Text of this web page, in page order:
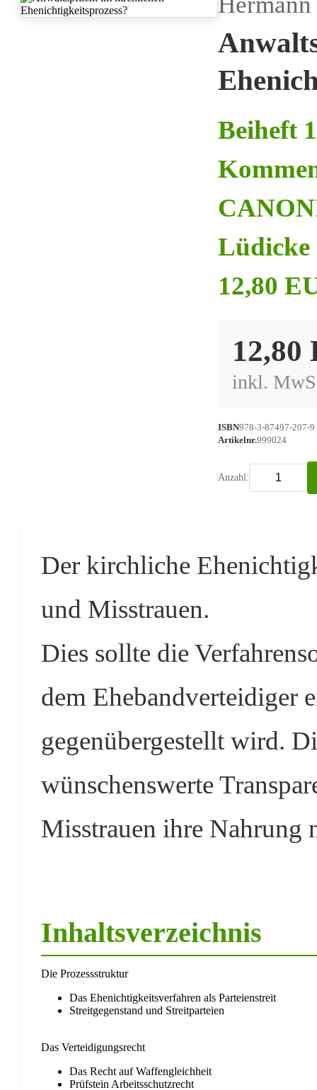
Beiheft
Lüdicke
12,80
12,80
inkl.
ISBN978-3-87497-207-9
Artikelnr.999024
Anzahl:
Der kirchliche
und Misstrauen.
Dies sollte die
dem Ehebandverteidiger
gegenübergestellt wird.
wünschenswerte
Misstrauen ihre Nahrung
Inhaltsverzeichnis
Die Prozessstruktur
Das Ehenichtigkeitsverfahren als Parteienstreit
Streitgegenstand und Streitparteien
Das Verteidigungsrecht
Das Recht auf Waffengleichheit
Prüfstein Arbeitsschutzrecht